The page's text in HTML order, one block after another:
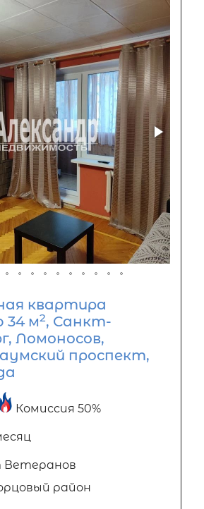
квартира
34 м2, Санкт-
Ломоносов,
проспект,
Комиссия 50%
Ветеранов
район